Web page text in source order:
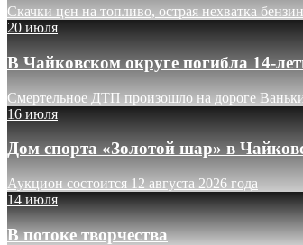
Скачки цен на топливо, острая нехватка
20 июля
В Чайковском округе погибла 14-
Смертельное ДТП произошло на дороге
16 июля
Дом спорта «Золотой шар» в
Аукцион состоится 12 августа 2026 года
14 июля
В потоке творчества